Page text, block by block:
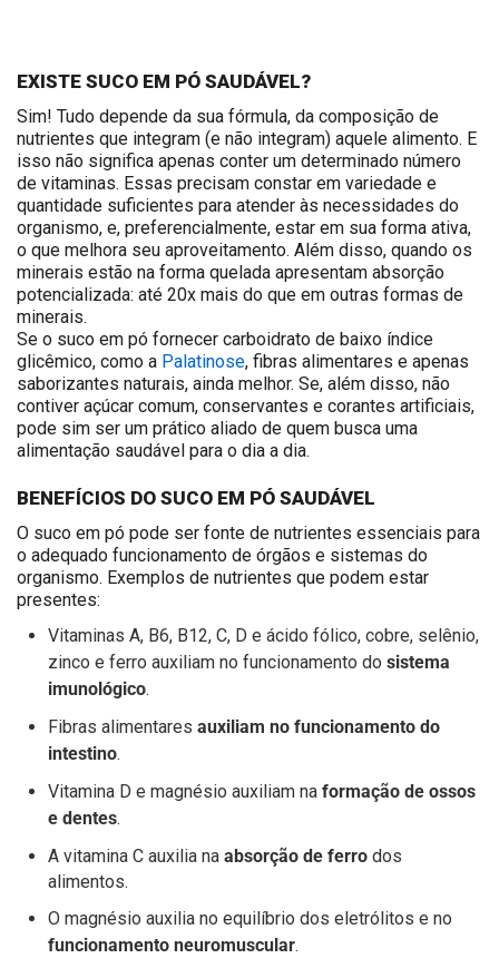
EXISTE SUCO EM PÓ SAUDÁVEL?
Sim! Tudo depende da sua fórmula, da composição de
nutrientes que integram (e não integram) aquele alimento. E
isso não significa apenas conter um determinado número
de vitaminas. Essas precisam constar em variedade e
quantidade suficientes para atender às necessidades do
organismo, e, preferencialmente, estar em sua forma ativa,
o que melhora seu aproveitamento. Além disso, quando os
minerais estão na forma quelada apresentam absorção
potencializada: até 20x mais do que em outras formas de
minerais.
Se o suco em pó fornecer carboidrato de baixo índice
glicêmico, como a Palatinose, fibras alimentares e apenas
saborizantes naturais, ainda melhor. Se, além disso, não
contiver açúcar comum, conservantes e corantes artificiais,
pode sim ser um prático aliado de quem busca uma
alimentação saudável para o dia a dia.
BENEFÍCIOS DO SUCO EM PÓ SAUDÁVEL
O suco em pó pode ser fonte de nutrientes essenciais para
o adequado funcionamento de órgãos e sistemas do
organismo. Exemplos de nutrientes que podem estar
presentes:
Vitaminas A, B6, B12, C, D e ácido fólico, cobre, selênio,
zinco e ferro auxiliam no funcionamento do sistema
imunológico.
Fibras alimentares auxiliam no funcionamento do
intestino.
Vitamina D e magnésio auxiliam na formação de ossos
e dentes.
A vitamina C auxilia na absorção de ferro dos
alimentos.
O magnésio auxilia no equilíbrio dos eletrólitos e no
funcionamento neuromuscular.